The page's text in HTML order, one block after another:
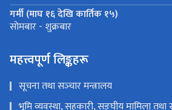
गर्मी (माघ १६ देखि कार्तिक १५)
सोमबार - शुक्रबार
महत्त्वपूर्ण लिङ्कहरू
सूचना तथा सञ्‍चार मन्त्रालय
भूमि व्यवस्था, सहकारी, सङ्‍घीय मामिला तथा